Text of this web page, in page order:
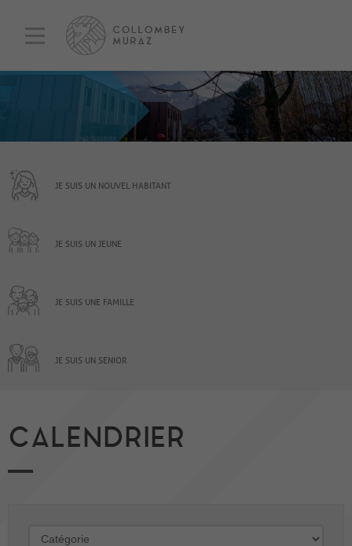
JE SUIS UN NOUVEL HABITANT
JE SUIS UN JEUNE
JE SUIS UNE FAMILLE
JE SUIS UN SENIOR
CALENDRIER